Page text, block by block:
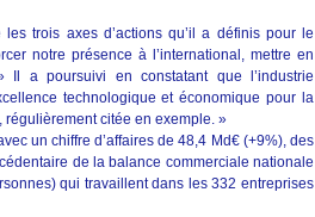
trois axes d’actions qu’il a définis pour le
notre présence à l’international, mettre en
Il a poursuivi en constatant que l’industrie
technologique et économique pour la
citée en exemple. »
un chiffre d’affaires de 48,4 Md€ (+9%), des
de la balance commerciale nationale
qui travaillent dans les 332 entreprises